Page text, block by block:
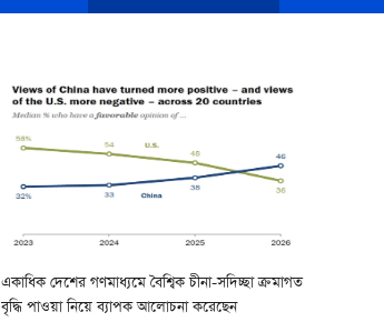
একাধিক দেশের গণমাধ্যমে বৈশ্বিক চীনা-সদিচ্ছা ক্রমাগত
বৃদ্ধি পাওয়া নিয়ে ব্যাপক আলোচনা করেছেন